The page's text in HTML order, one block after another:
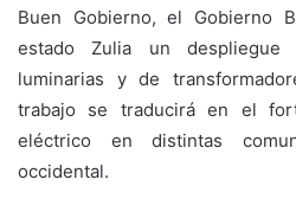
Buen Gobierno, el Gobierno
estado Zulia un
luminarias y de
trabajo se traducirá en el
eléctrico en distintas
occidental.